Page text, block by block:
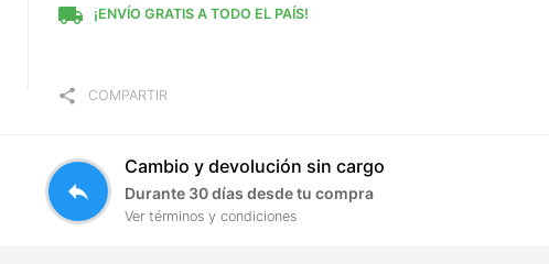
local_shipping ¡ENVÍO GRATIS A TODO EL PAÍS!
share COMPARTIR
reply
Cambio y devolución sin cargo
Durante 30 días desde tu compra
Ver términos y condiciones